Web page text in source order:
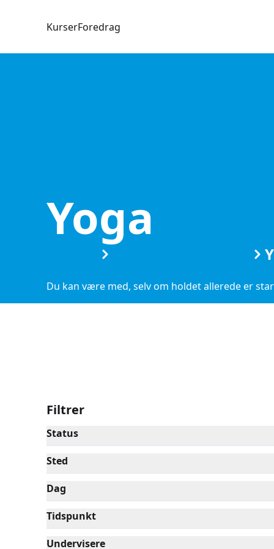
KurserForedrag
Yoga
Du kan være med, selv om holdet allerede er
Filtrer
Status
Sted
Dag
Tidspunkt
Undervisere